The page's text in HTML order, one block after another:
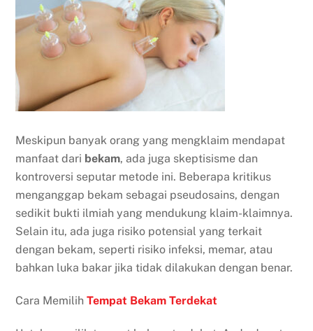
Meskipun banyak orang yang mengklaim mendapat
manfaat dari bekam, ada juga skeptisisme dan
kontroversi seputar metode ini. Beberapa kritikus
menganggap bekam sebagai pseudosains, dengan
sedikit bukti ilmiah yang mendukung klaim-klaimnya.
Selain itu, ada juga risiko potensial yang terkait
dengan bekam, seperti risiko infeksi, memar, atau
bahkan luka bakar jika tidak dilakukan dengan benar.
Cara MemilihTempat Bekam Terdekat